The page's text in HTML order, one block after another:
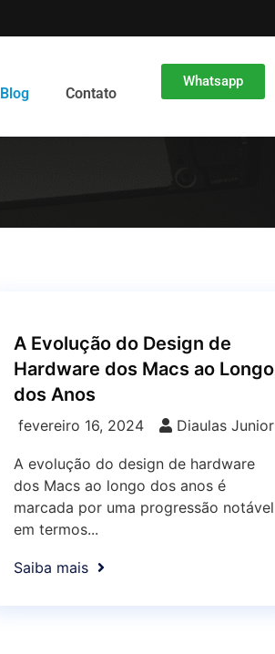
Blog Contato
Whatsapp
A Evolução do Design de
Hardware dos Macs ao Longo
dos Anos
fevereiro 16, 2024 Diaulas Junior
A evolução do design de hardware
dos Macs ao longo dos anos é
marcada por uma progressão notável
em termos...
Saiba mais